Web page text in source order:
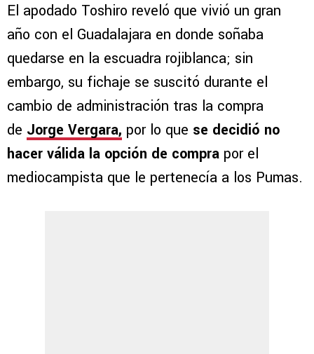
El apodado Toshiro reveló que vivió un gran
año con el Guadalajara en donde soñaba
quedarse en la escuadra rojiblanca; sin
embargo, su fichaje se suscitó durante el
cambio de administración tras la compra
de Jorge Vergara, por lo que se decidió no
hacer válida la opción de compra por el
mediocampista que le pertenecía a los Pumas.